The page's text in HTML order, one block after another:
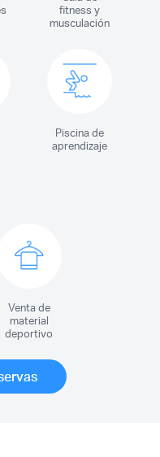
fitness y
musculación
Piscina de
aprendizaje
Venta de
material
deportivo